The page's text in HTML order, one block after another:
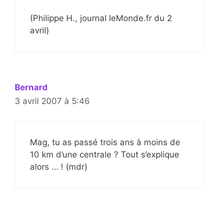
(Philippe H., journal leMonde.fr du 2
avril)
Bernard
3 avril 2007 à 5:46
Mag, tu as passé trois ans à moins de
10 km d’une centrale ? Tout s’explique
alors … ! (mdr)